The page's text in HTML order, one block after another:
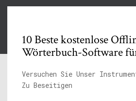
10 Beste kostenlose
Wörterbuch-Software
Versuchen Sie Unser
Zu Beseitigen